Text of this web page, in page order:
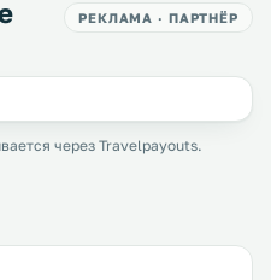
РЕКЛАМА · ПАРТНЁР
через Travelpayouts.